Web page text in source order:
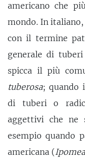
americano che
mondo. In
con il termine
generale di
spicca il più
tuberosa; quando
di tuberi o
aggettivi che ne
esempio quando
americana (